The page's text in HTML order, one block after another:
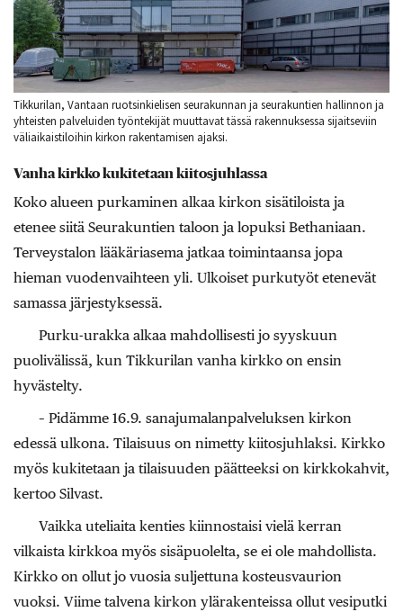
Tikkurilan, Vantaan ruotsinkielisen seurakunnan ja seurakuntien hallinnon ja
yhteisten palveluiden työntekijät muuttavat tässä rakennuksessa sijaitseviin
väliaikaistiloihin kirkon rakentamisen ajaksi.
Vanha kirkko kukitetaan kiitosjuhlassa
Koko alueen purkaminen alkaa kirkon sisätiloista ja
etenee siitä Seurakuntien taloon ja lopuksi Bethaniaan.
Terveystalon lääkäriasema jatkaa toimintaansa jopa
hieman vuodenvaihteen yli. Ulkoiset purkutyöt etenevät
samassa järjestyksessä.
Purku-urakka alkaa mahdollisesti jo syyskuun
puolivälissä, kun Tikkurilan vanha kirkko on ensin
hyvästelty.
– Pidämme 16.9. sanajumalanpalveluksen kirkon
edessä ulkona. Tilaisuus on nimetty kiitosjuhlaksi. Kirkko
myös kukitetaan ja tilaisuuden päätteeksi on kirkkokahvit,
kertoo Silvast.
Vaikka uteliaita kenties kiinnostaisi vielä kerran
vilkaista kirkkoa myös sisäpuolelta, se ei ole mahdollista.
Kirkko on ollut jo vuosia suljettuna kosteusvaurion
vuoksi. Viime talvena kirkon ylärakenteissa ollut vesiputki